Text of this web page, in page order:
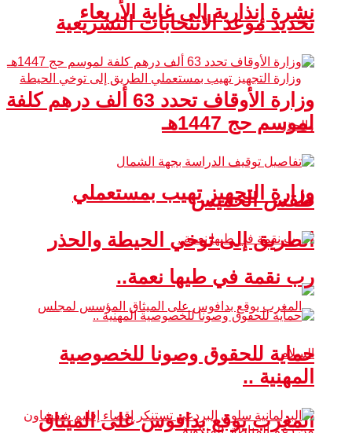
نشرة إنذارية إلى غاية الأربعاء
وزارة التجهيز تهيب بمستعملي
الطريق إلى توخي الحيطة والحذر
المغرب يوقع بدافوس على الميثاق
تحديد موعد الانتخابات التشريعية
وزارة الأوقاف تحدد 63 ألف درهم كلفة
لموسم حج 1447هـ
طقس الخميس
رب نقمة في طيها نعمة..
حماية للحقوق وصونا للخصوصية
المهنية ..